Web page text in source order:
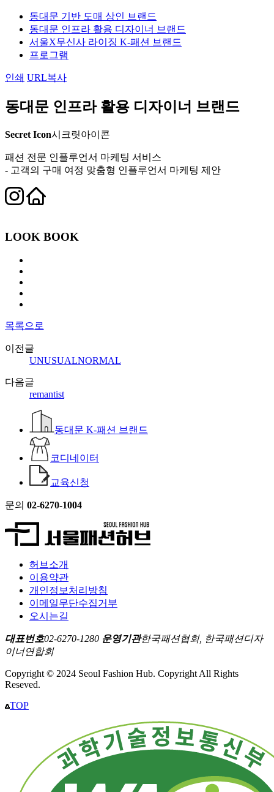
동대문 기반 도매 상인 브랜드
동대문 인프라 활용 디자이너 브랜드
서울X무신사 라이징 K-패션 브랜드
프로그램
인쇄 URL복사
동대문 인프라 활용 디자이너 브랜드
Secret Icon시크릿아이콘
패션 전문 인플루언서 마케팅 서비스
- 고객의 구매 여정 맞춤형 인플루언서 마케팅 제안
LOOK BOOK
목록으로
이전글
UNUSUALNORMAL
다음글
remantist
동대문 K-패션 브랜드
코디네이터
교육신청
문의 02-6270-1004
허브소개
이용약관
개인정보처리방침
이메일무단수집거부
오시는길
대표번호02-6270-1280 운영기관한국패션협회, 한국패션디자
이너연합회
Copyright © 2024 Seoul Fashion Hub. Copyright All Rights
Reseved.
TOP